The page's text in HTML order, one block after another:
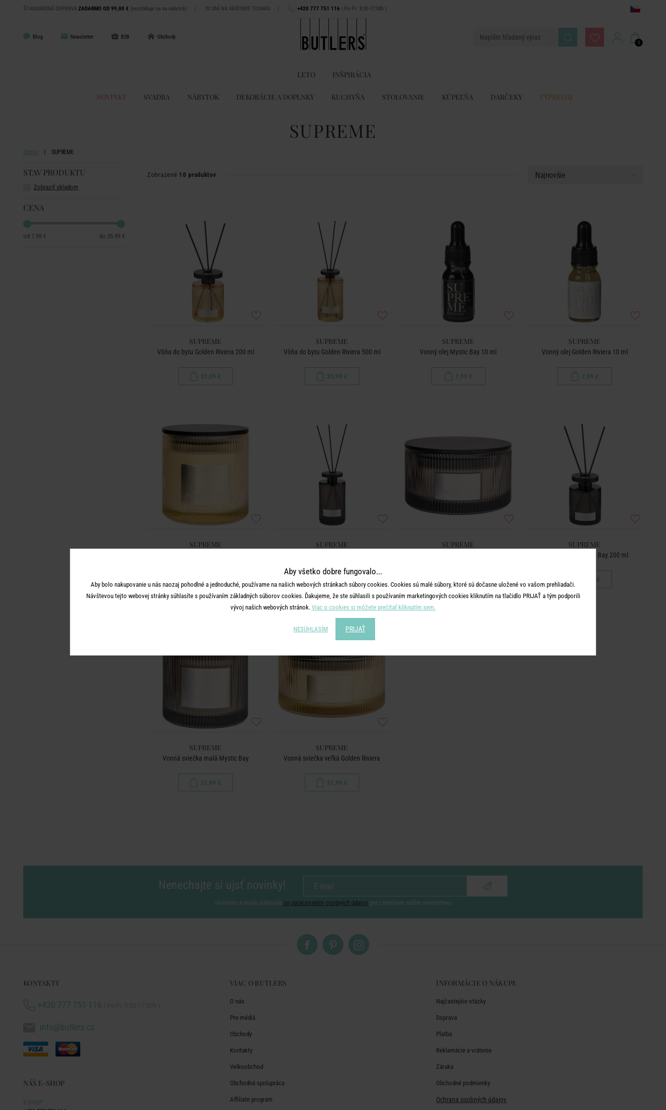
ŠTANDARDNÁ DOPRAVA ZADARMO OD 99,00 € (nevzťahuje sa na nábytok) | 30 DNÍ NA VRÁTENIE TOVARU | +420 777 751 116 ( Po-Pi: 9:00-17:00h )
Blog Newsletter B2B Obchody
0
LETO INŠPIRÁCIA
NOVINKY SVADBA NÁBYTOK DEKORÁCIE A DOPLNKY KUCHYŇA STOLOVANIE KÚPEĽŇA DARČEKY VÝPREDAJ
SUPREME
Domov SUPREME
STAV PRODUKTU
Zobraziť skladom
CENA
7.99 € 35.99 €
Zobrazené 10 produktov
SUPREME
Vôňa do bytu Golden Riviera 200 ml
31,99 €
SUPREME
Vôňa do bytu Golden Riviera 500 ml
35,99 €
SUPREME
Vonný olej Mystic Bay 10 ml
7,99 €
SUPREME
Vonný olej Golden Riviera 10 ml
7,99 €
SUPREME SUPREME SUPREME SUPREME
Vôňa do bytu Mystic Bay 200 ml
31,99 €
SUPREME
Vonná sviečka malá Mystic Bay
21,99 €
SUPREME
Vonná sviečka veľká Golden Riviera
31,99 €
Nenechajte si ujsť novinky!
vložením e-mailu súhlasíte so spracovaním osobných údajov pre zasielanie nášho newsletteru
KONTAKTY
+420 777 751 116
info@butlers.cz
NÁŠ E-SHOP
E-SHOP
VIAC O BUTLERS
O nás
Pre médiá
Obchody
Kontakty
Velkoobchod
Obchodná spolupráca
Affiliate program
INFORMÁCIE O NÁKUPE
Najčastejšie otázky
Doprava
Platba
Reklamácie a vrátenie
Záruka
Obchodné podmienky
Ochrana osobných údajov
Aby všetko dobre fungovalo...
Aby bolo nakupovanie u nás naozaj pohodlné a jednoduché, používame na našich webových stránkach súbory cookies. Cookies sú malé súbory, ktoré sú dočasne uložené vo vašom prehliadači.
Návštevou tejto webovej stránky súhlasíte s používaním základných súborov cookies. Ďakujeme, že ste súhlasili s používaním marketingových cookies kliknutím na tlačidlo PRIJAŤ a tým podporili
vývoj našich webových stránok. Viac o cookies si môžete prečítať kliknutím sem.
NESÚHLASÍM PRIJAŤ